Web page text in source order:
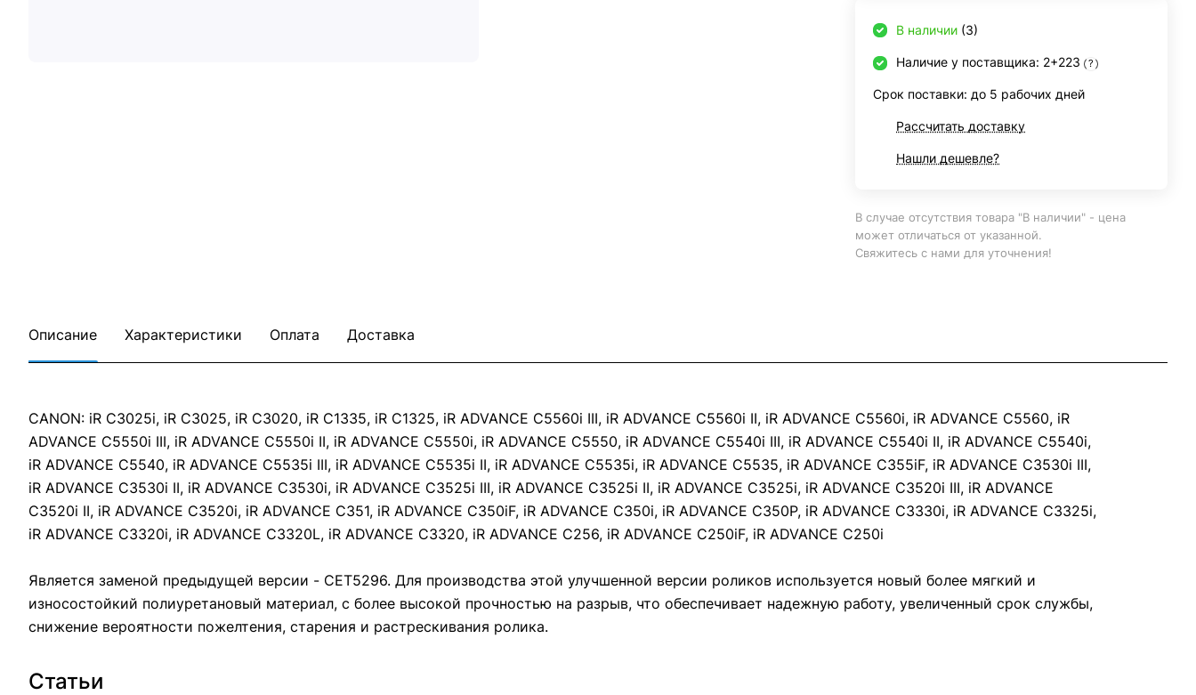
В наличии (3)
Наличие у поставщика: 2+223 ?
Срок поставки: до 5 рабочих дней
Рассчитать доставку
Нашли дешевле?
В случае отсутствия товара "В наличии" - цена
может отличаться от указанной.
Свяжитесь с нами для уточнения!
Описание Характеристики Оплата Доставка
CANON: iR C3025i, iR C3025, iR C3020, iR C1335, iR C1325, iR ADVANCE C5560i III, iR ADVANCE C5560i II, iR ADVANCE C5560i, iR ADVANCE C5560, iR
ADVANCE C5550i III, iR ADVANCE C5550i II, iR ADVANCE C5550i, iR ADVANCE C5550, iR ADVANCE C5540i III, iR ADVANCE C5540i II, iR ADVANCE C5540i,
iR ADVANCE C5540, iR ADVANCE C5535i III, iR ADVANCE C5535i II, iR ADVANCE C5535i, iR ADVANCE C5535, iR ADVANCE C355iF, iR ADVANCE C3530i III,
iR ADVANCE C3530i II, iR ADVANCE C3530i, iR ADVANCE C3525i III, iR ADVANCE C3525i II, iR ADVANCE C3525i, iR ADVANCE C3520i III, iR ADVANCE
C3520i II, iR ADVANCE C3520i, iR ADVANCE C351, iR ADVANCE C350iF, iR ADVANCE C350i, iR ADVANCE C350P, iR ADVANCE C3330i, iR ADVANCE C3325i,
iR ADVANCE C3320i, iR ADVANCE C3320L, iR ADVANCE C3320, iR ADVANCE C256, iR ADVANCE C250iF, iR ADVANCE C250i
Является заменой предыдущей версии - CET5296. Для производства этой улучшенной версии роликов используется новый более мягкий и
износостойкий полиуретановый материал, с более высокой прочностью на разрыв, что обеспечивает надежную работу, увеличенный срок службы,
снижение вероятности пожелтения, старения и растрескивания ролика.
Статьи